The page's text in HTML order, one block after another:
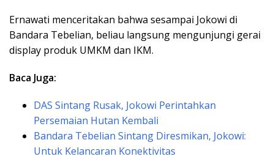
Ernawati menceritakan bahwa sesampai Jokowi di
Bandara Tebelian, beliau langsung mengunjungi gerai
display produk UMKM dan IKM.
Baca Juga:
DAS Sintang Rusak, Jokowi Perintahkan
Persemaian Hutan Kembali
Bandara Tebelian Sintang Diresmikan, Jokowi:
Untuk Kelancaran Konektivitas